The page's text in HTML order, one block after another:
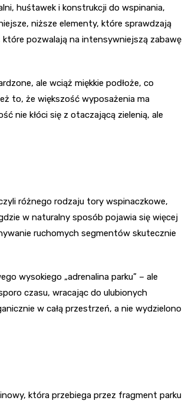
huśtawek i konstrukcji do wspinania,
niższe elementy, które sprawdzają
pozwalają na intensywniejszą zabawę
ale wciąż miękkie podłoże, co
to, że większość wyposażenia ma
nie kłóci się z otaczającą zielenią, ale
różnego rodzaju tory wspinaczkowe,
w naturalny sposób pojawia się więcej
ruchomych segmentów skutecznie
wysokiego „adrenalina parku” – ale
czasu, wracając do ulubionych
w całą przestrzeń, a nie wydzielono
która przebiega przez fragment parku